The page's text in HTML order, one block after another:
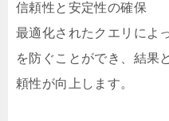
信頼性と安定性の確保
最適化されたクエリによ
を防ぐことができ、結果
頼性が向上します。